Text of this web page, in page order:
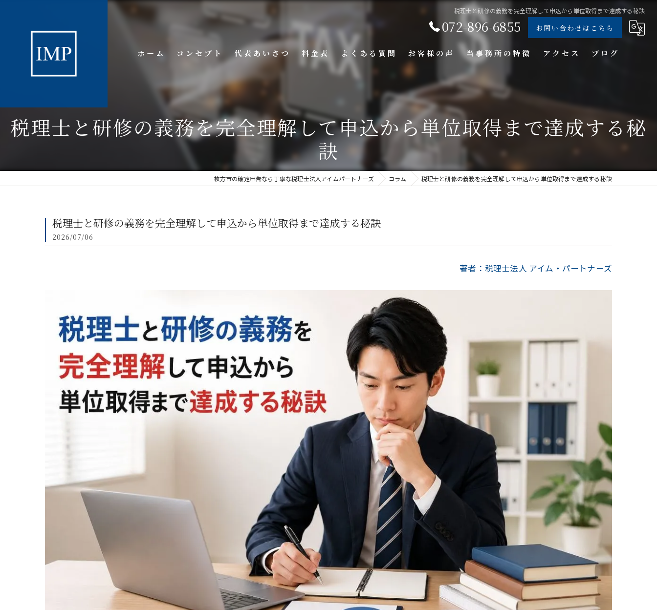
税理士と研修の義務を完全理解して申込から単位取得まで達成する秘訣
072-896-6855 お問い合わせはこちら
ホーム コンセプト 代表あいさつ 料金表 よくある質問 お客様の声 当事務所の特徴
個人
経営コンサル
会計事務所
アクセス ブログ
税理士と研修の義務を完全理解して申込から単位取得まで達成する秘
訣
枚方市の確定申告なら丁寧な税理士法人アイムパートナーズ コラム 税理士と研修の義務を完全理解して申込から単位取得まで達成する秘訣
税理士と研修の義務を完全理解して申込から単位取得まで達成する秘訣
2026/07/06
著者：税理士法人 アイム・パートナーズ